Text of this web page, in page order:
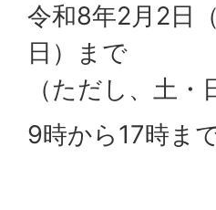
令和8年2月2日
日）まで
（ただし、土
9時から17時ま